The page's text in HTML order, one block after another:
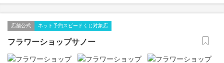
店舗公式 ネット予約スピードくじ対象店
フラワーショップサノー